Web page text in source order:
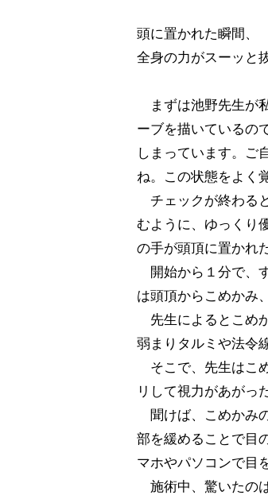
頭に置かれた瞬間、
全身の力がスーッと
まずは池野先生が
ーブを描いているの
しまっています。ご
ね。この状態をよく
チェックが終わる
むように、ゆっくり
の手が頭頂に置かれ
開始から１分で、
は頭頂からこめかみ
先生によるとこめ
弱まりタルミや法令
そこで、先生はこ
リして視力があがっ
聞けば、こめかみ
部を緩めることで目
マホやパソコンで目
施術中、驚いたの